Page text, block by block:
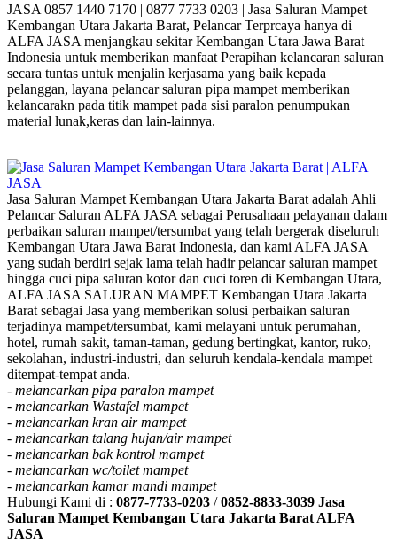
JASA 0857 1440 7170 | 0877 7733 0203 | Jasa Saluran Mampet
Kembangan Utara Jakarta Barat, Pelancar Terprcaya hanya di
ALFA JASA menjangkau sekitar Kembangan Utara Jawa Barat
Indonesia untuk memberikan manfaat Perapihan kelancaran saluran
secara tuntas untuk menjalin kerjasama yang baik kepada
pelanggan, layana pelancar saluran pipa mampet memberikan
kelancarakn pada titik mampet pada sisi paralon penumpukan
material lunak,keras dan lain-lainnya.
Jasa Saluran Mampet Kembangan Utara Jakarta Barat adalah Ahli
Pelancar Saluran ALFA JASA sebagai Perusahaan pelayanan dalam
perbaikan saluran mampet/tersumbat yang telah bergerak diseluruh
Kembangan Utara Jawa Barat Indonesia, dan kami ALFA JASA
yang sudah berdiri sejak lama telah hadir pelancar saluran mampet
hingga cuci pipa saluran kotor dan cuci toren di Kembangan Utara,
ALFA JASA SALURAN MAMPET Kembangan Utara Jakarta
Barat sebagai Jasa yang memberikan solusi perbaikan saluran
terjadinya mampet/tersumbat, kami melayani untuk perumahan,
hotel, rumah sakit, taman-taman, gedung bertingkat, kantor, ruko,
sekolahan, industri-industri, dan seluruh kendala-kendala mampet
ditempat-tempat anda.
- melancarkan pipa paralon mampet
- melancarkan Wastafel mampet
- melancarkan kran air mampet
- melancarkan talang hujan/air mampet
- melancarkan bak kontrol mampet
- melancarkan wc/toilet mampet
- melancarkan kamar mandi mampet
Hubungi Kami di : 0877-7733-0203 /0852-8833-3039 Jasa
Saluran Mampet Kembangan Utara Jakarta Barat ALFA
JASA